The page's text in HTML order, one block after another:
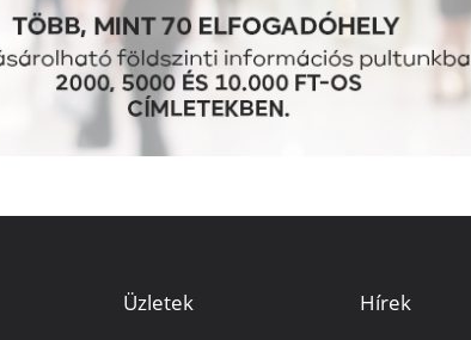
Üzletek Hírek